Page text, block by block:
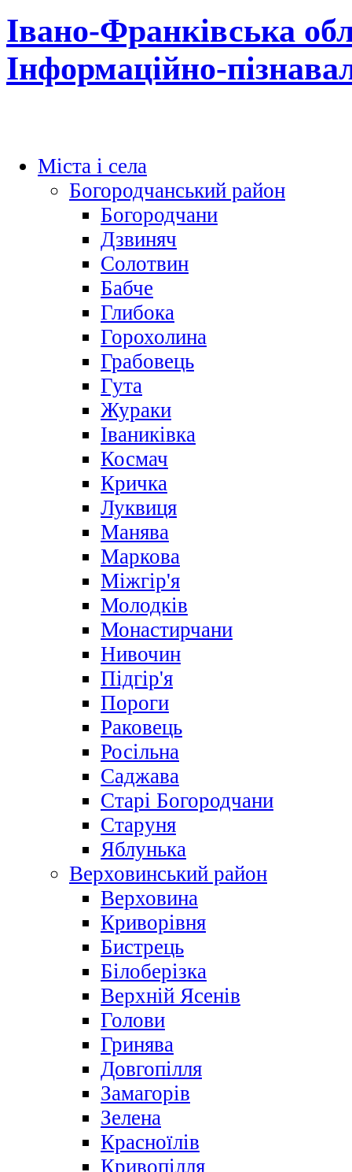
Івано-Франківська
Інформаційно-
Міста і села
Богородчанський район
Богородчани
Дзвиняч
Солотвин
Бабче
Глибока
Горохолина
Грабовець
Гута
Жураки
Іваниківка
Космач
Кричка
Луквиця
Манява
Маркова
Міжгір'я
Молодків
Монастирчани
Нивочин
Підгір'я
Пороги
Раковець
Росільна
Саджава
Старі Богородчани
Старуня
Яблунька
Верховинський район
Верховина
Криворівня
Бистрець
Білоберізка
Верхній Ясенів
Голови
Гринява
Довгопілля
Замагорів
Зелена
Красноїлів
Кривопілля